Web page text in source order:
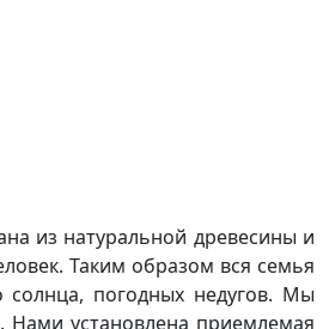
из натуральной древесины и
Таким образом вся семья
солнца, погодных недугов. Мы
Нами установлена приемлемая